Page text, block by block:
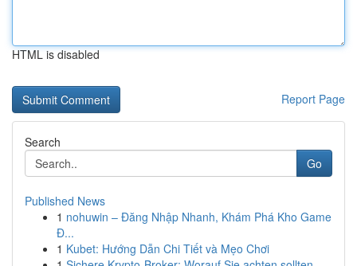
HTML is disabled
Report Page
Search
Go
Published News
1 nohuwin – Đăng Nhập Nhanh, Khám Phá Kho Game
Đ...
1 Kubet: Hướng Dẫn Chi Tiết và Mẹo Chơi